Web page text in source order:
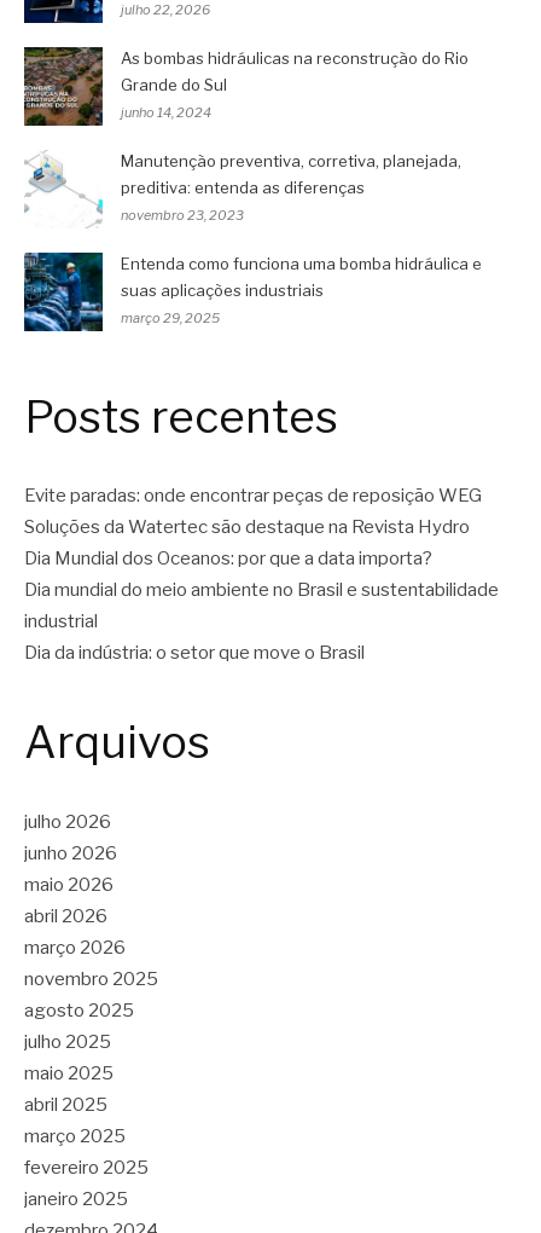
julho 22, 2026
As bombas hidráulicas na reconstrução do Rio
Grande do Sul
junho 14, 2024
Manutenção preventiva, corretiva, planejada,
preditiva: entenda as diferenças
novembro 23, 2023
Entenda como funciona uma bomba hidráulica e
suas aplicações industriais
março 29, 2025
Posts recentes
Evite paradas: onde encontrar peças de reposição WEG
Soluções da Watertec são destaque na Revista Hydro
Dia Mundial dos Oceanos: por que a data importa?
Dia mundial do meio ambiente no Brasil e sustentabilidade
industrial
Dia da indústria: o setor que move o Brasil
Arquivos
julho 2026
junho 2026
maio 2026
abril 2026
março 2026
novembro 2025
agosto 2025
julho 2025
maio 2025
abril 2025
março 2025
fevereiro 2025
janeiro 2025